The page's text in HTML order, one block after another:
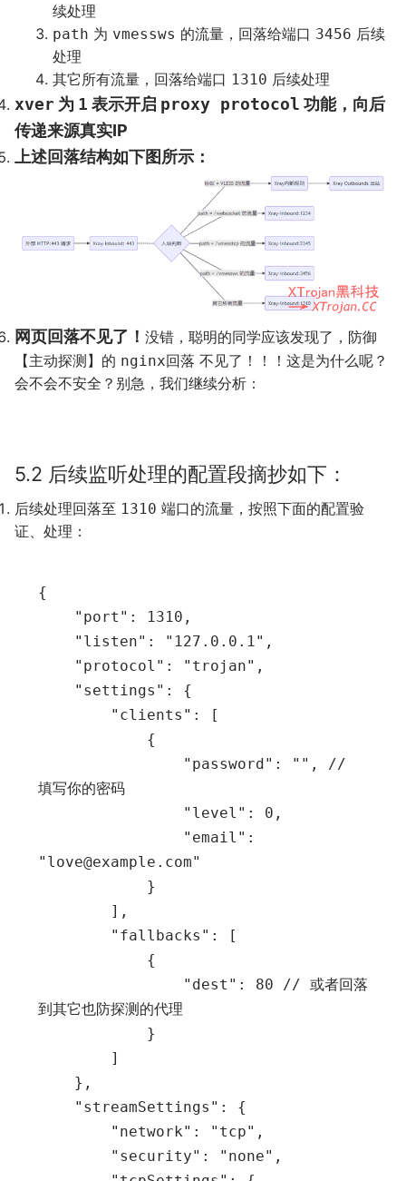
续处理
path 为 vmessws 的流量，回落给端口 3456 后续
处理
其它所有流量，回落给端口 1310 后续处理
xver 为 1 表示开启 proxy protocol 功能，向后
传递来源真实IP
上述回落结构如下图所示：
网页回落不见了！ 没错，聪明的同学应该发现了，防御
【主动探测】的 nginx回落 不见了！！！这是为什么呢？
会不会不安全？别急，我们继续分析：
5.2 后续监听处理的配置段摘抄如下：
后续处理回落至 1310 端口的流量，按照下面的配置验
证、处理：
{
填写你的密码
"love@example.com"
到其它也防探测的代理